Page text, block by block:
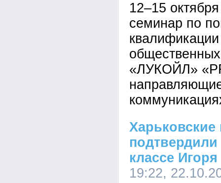
12–15
семинар по
«ЛУКОЙЛ»
подтвердили
классе
19:22,